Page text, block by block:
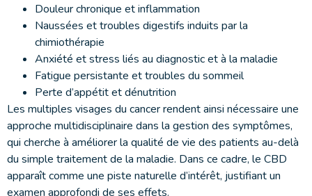
Douleur chronique et inflammation
Naussées et troubles digestifs induits par la
chimiothérapie
Anxiété et stress liés au diagnostic et à la maladie
Fatigue persistante et troubles du sommeil
Perte d’appétit et dénutrition
Les multiples visages du cancer rendent ainsi nécessaire une
approche multidisciplinaire dans la gestion des symptômes,
qui cherche à améliorer la qualité de vie des patients au-delà
du simple traitement de la maladie. Dans ce cadre, le CBD
apparaît comme une piste naturelle d’intérêt, justifiant un
examen approfondi de ses effets.